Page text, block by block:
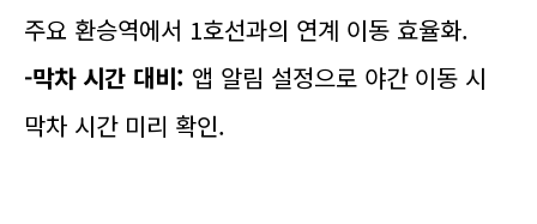
주요 환승역에서 1호선과의 연계 이동 효율화.
-막차 시간 대비: 앱 알림 설정으로 야간 이동 시
막차 시간 미리 확인.